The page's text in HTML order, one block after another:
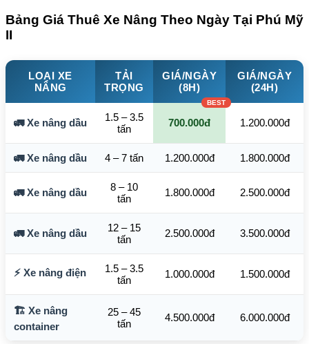
Bảng Giá Thuê Xe Nâng Theo Ngày Tại Phú Mỹ
II
LOẠI XE
NÂNG
TẢI
TRỌNG
GIÁ/NGÀY
(8H)
GIÁ/NGÀY
(24H)
🚛 Xe nâng dầu
1.5 – 3.5
tấn
700.000đ 1.200.000đ
🚛 Xe nâng dầu 4 – 7 tấn 1.200.000đ 1.800.000đ
🚛 Xe nâng dầu
8 – 10
tấn
1.800.000đ 2.500.000đ
🚛 Xe nâng dầu
12 – 15
tấn
2.500.000đ 3.500.000đ
⚡ Xe nâng điện
1.5 – 3.5
tấn
1.000.000đ 1.500.000đ
🏗️ Xe nâng
container
25 – 45
tấn
4.500.000đ 6.000.000đ